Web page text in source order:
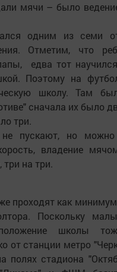
мячи – было
одним из семи
Отметим, что
едва тот
Поэтому на
школу. Там
сначала их было
три.
пускают, но можно
владение
на три.
проходят как
Поскольку
школы
от станции метро
стадиона